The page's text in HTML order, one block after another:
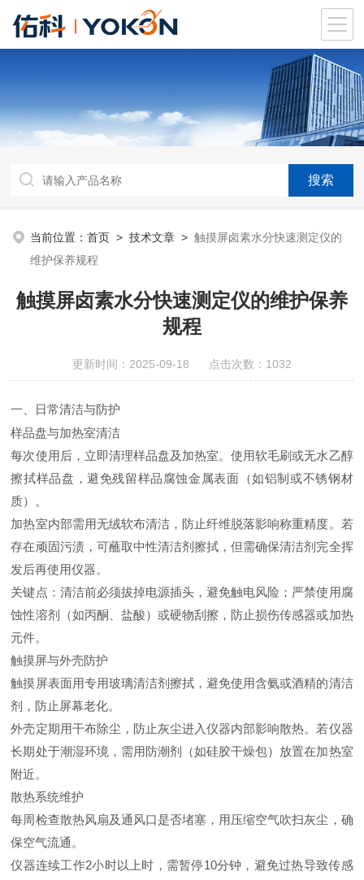
当前位置：首页 >技术文章 >触摸屏卤素水分快速测定仪的
维护保养规程
触摸屏卤素水分快速测定仪的维护保养
规程
更新时间：2025-09-18 点击次数：1032
一、日常清洁与防护
样品盘与加热室清洁
每次使用后，立即清理样品盘及加热室。使用软毛刷或无水乙醇
擦拭样品盘，避免残留样品腐蚀金属表面（如铝制或不锈钢材
质）。
加热室内部需用无绒软布清洁，防止纤维脱落影响称重精度。若
存在顽固污渍，可蘸取中性清洁剂擦拭，但需确保清洁剂完全挥
发后再使用仪器。
关键点：清洁前必须拔掉电源插头，避免触电风险；严禁使用腐
蚀性溶剂（如丙酮、盐酸）或硬物刮擦，防止损伤传感器或加热
元件。
触摸屏与外壳防护
触摸屏表面用专用玻璃清洁剂擦拭，避免使用含氨或酒精的清洁
剂，防止屏幕老化。
外壳定期用干布除尘，防止灰尘进入仪器内部影响散热。若仪器
长期处于潮湿环境，需用防潮剂（如硅胶干燥包）放置在加热室
附近。
散热系统维护
每周检查散热风扇及通风口是否堵塞，用压缩空气吹扫灰尘，确
保空气流通。
仪器连续工作2小时以上时，需暂停10分钟，避免过热导致传感